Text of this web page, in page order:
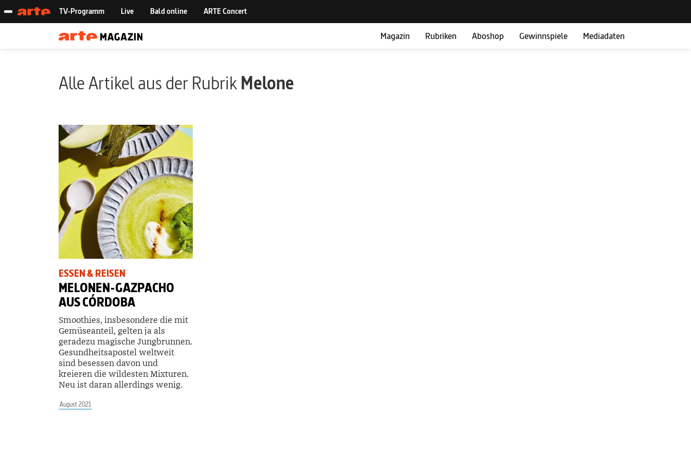
Magazin Rubriken Aboshop Gewinnspiele Mediadaten
Alle Artikel aus der RubrikMelone
ESSEN & REISEN
MELONEN-GAZPACHO
AUS CÓRDOBA
Smoothies, insbesondere die mit
Gemüse­anteil, gelten ja als
geradezu magische Jungbrunnen.
Gesundheitsapostel weltweit
sind besessen davon und
kreieren die wildesten Mixturen.
Neu ist daran allerdings wenig.
August 2021